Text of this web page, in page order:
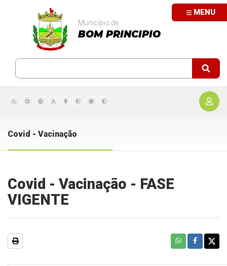
MENU
Município de
BOM PRINCIPIO
Covid - Vacinação
Covid - Vacinação - FASE
VIGENTE